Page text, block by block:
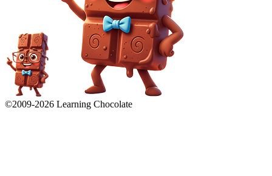
©2009-2026 Learning Chocolate